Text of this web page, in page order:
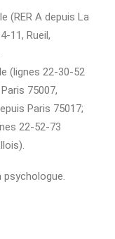
(RER A depuis La
11, Rueil,
(lignes 22-30-52
75007,
Paris 75017;
22-52-73
psychologue.